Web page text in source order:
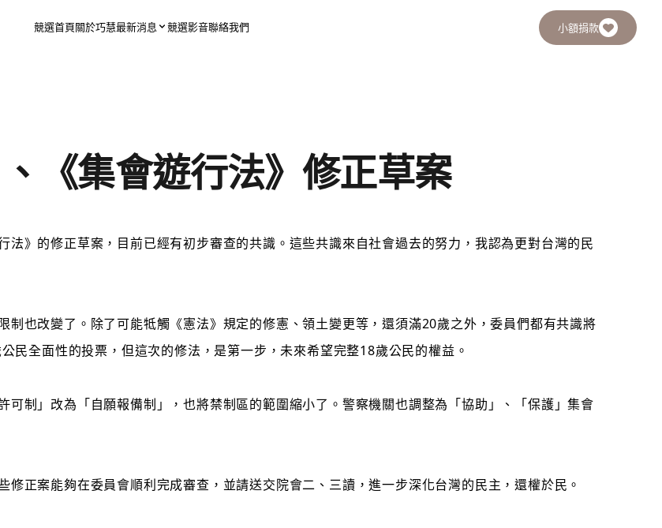
競選首頁關於巧慧最新消息 競選影音聯絡我們 小額捐款
《集會遊行法》修正草案
法》的修正草案，目前已經有初步審查的共識。這些共識來自社會過去的努力，我認為更對台灣的民
也改變了。除了可能牴觸《憲法》規定的修憲、領土變更等，還須滿20歲之外，委員們都有共識將
民全面性的投票，但這次的修法，是第一步，未來希望完整18歲公民的權益。
制」改為「自願報備制」，也將禁制區的範圍縮小了。警察機關也調整為「協助」、「保護」集會
正案能夠在委員會順利完成審查，並請送交院會二、三讀，進一步深化台灣的民主，還權於民。